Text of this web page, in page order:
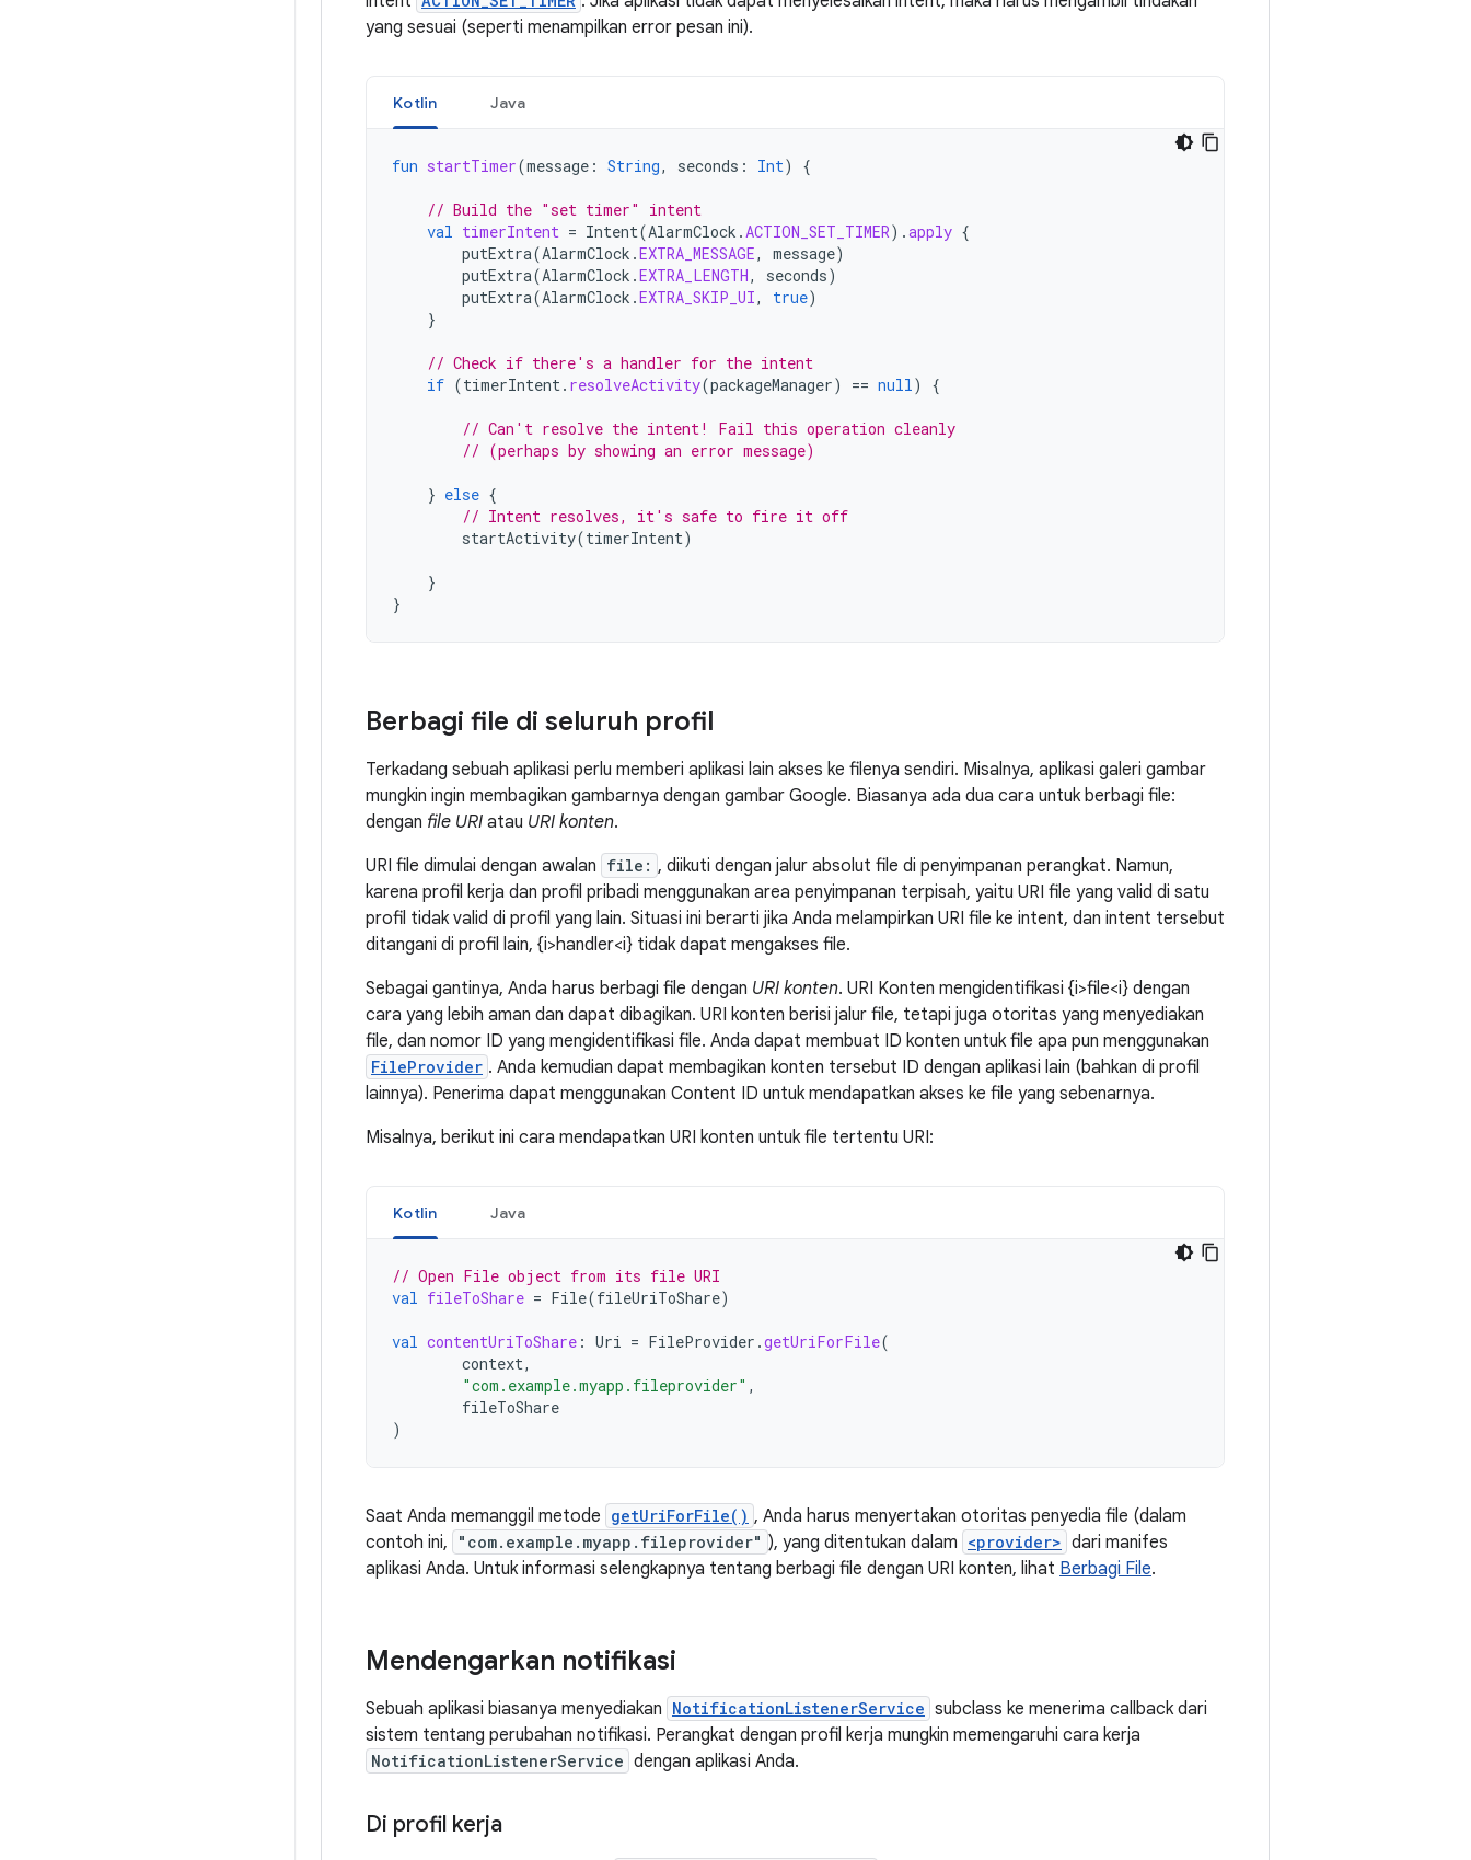
yang sesuai (seperti menampilkan error pesan ini).
Kotlin Java
fun startTimer(message : String, seconds : Int) {
// Build the "set timer" intent
val timerIntent = Intent(AlarmClock .ACTION_SET_TIMER).apply {
putExtra(AlarmClock .EXTRA_MESSAGE, message)
putExtra(AlarmClock .EXTRA_LENGTH, seconds)
putExtra(AlarmClock .EXTRA_SKIP_UI, true)
}
// Check if there's a handler for the intent
if (timerIntent. resolveActivity(packageManager) == null) {
// Can't resolve the intent! Fail this operation cleanly
// (perhaps by showing an error message)
} else {
// Intent resolves, it's safe to fire it off
startActivity(timerIntent)
}
}
Berbagi file di seluruh profil
Terkadang sebuah aplikasi perlu memberi aplikasi lain akses ke filenya sendiri. Misalnya, aplikasi galeri gambar
mungkin ingin membagikan gambarnya dengan gambar Google. Biasanya ada dua cara untuk berbagi file:
dengan file URI atau URI konten.
URI file dimulai dengan awalan file: , diikuti dengan jalur absolut file di penyimpanan perangkat. Namun,
karena profil kerja dan profil pribadi menggunakan area penyimpanan terpisah, yaitu URI file yang valid di satu
profil tidak valid di profil yang lain. Situasi ini berarti jika Anda melampirkan URI file ke intent, dan intent tersebut
ditangani di profil lain, {i>handler<i} tidak dapat mengakses file.
Sebagai gantinya, Anda harus berbagi file dengan URI konten. URI Konten mengidentifikasi {i>file<i} dengan
cara yang lebih aman dan dapat dibagikan. URI konten berisi jalur file, tetapi juga otoritas yang menyediakan
file, dan nomor ID yang mengidentifikasi file. Anda dapat membuat ID konten untuk file apa pun menggunakan
FileProvider . Anda kemudian dapat membagikan konten tersebut ID dengan aplikasi lain (bahkan di profil
lainnya). Penerima dapat menggunakan Content ID untuk mendapatkan akses ke file yang sebenarnya.
Misalnya, berikut ini cara mendapatkan URI konten untuk file tertentu URI:
Kotlin Java
// Open File object from its file URI
val fileToShare = File(fileUriToShare)
val contentUriToShare : Uri = FileProvider .getUriForFile(
context,
"com.example.myapp.fileprovider" ,
fileToShare
)
Saat Anda memanggil metode getUriForFile() , Anda harus menyertakan otoritas penyedia file (dalam
contoh ini,
"com.example.myapp.fileprovider" ), yang ditentukan dalam <provider> dari manifes
aplikasi Anda. Untuk informasi selengkapnya tentang berbagi file dengan URI konten, lihat Berbagi File.
Mendengarkan notifikasi
Sebuah aplikasi biasanya menyediakan NotificationListenerService subclass ke menerima callback dari
sistem tentang perubahan notifikasi. Perangkat dengan profil kerja mungkin memengaruhi cara kerja
NotificationListenerService dengan aplikasi Anda.
Di profil kerja